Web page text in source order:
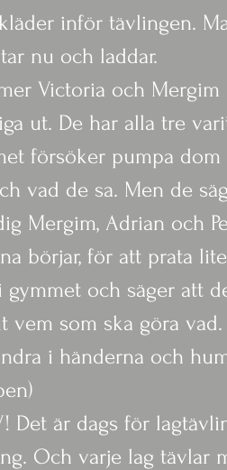
inför tävlingen.
nu och laddar.
Victoria och
ut. De har alla tre
försöker pumpa
vad de sa. Men de
Mergim, Adrian och
börjar, för att prata
gymmet och säger att
vem som ska göra
i händerna och
Det är dags för
Och varje lag tävlar